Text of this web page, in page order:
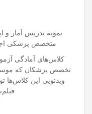
نمونه تدريس آمار و
متخصص پزشکی
کلاس‌های آمادگی
تخصص پزشکان که
ویدئویی این کلاس‌ها